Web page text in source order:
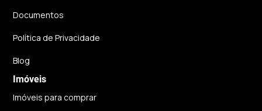
Documentos
Política de Privacidade
Blog
Imóveis
Imóveis para comprar